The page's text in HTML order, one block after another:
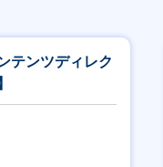
テンツディレク